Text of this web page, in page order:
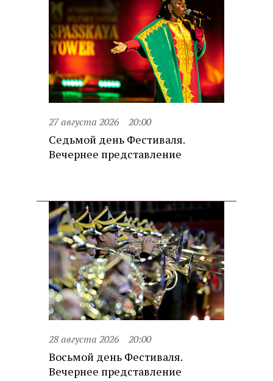
27 августа 2026 20:00
Седьмой день Фестиваля.
Вечернее представление
28 августа 2026 20:00
Восьмой день Фестиваля.
Вечернее представление